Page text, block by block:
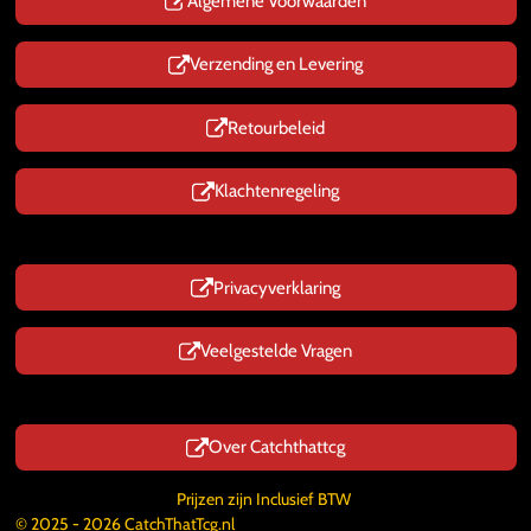
Verzending en Levering
Retourbeleid
Klachtenregeling
Privacyverklaring
Veelgestelde Vragen
Over Catchthattcg
Prijzen zijn Inclusief BTW
© 2025 - 2026 CatchThatTcg.nl